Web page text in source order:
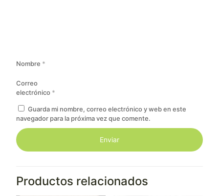
Nombre *
Correo
electrónico *
Guarda mi nombre, correo electrónico y web en este
navegador para la próxima vez que comente.
Productos relacionados